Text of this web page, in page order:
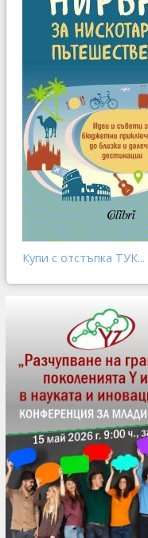
Купи с отстъпка ТУК...